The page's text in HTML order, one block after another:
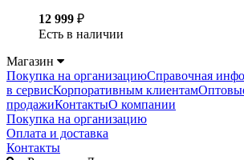
12 999 ₽
Есть в наличии
Магазин
Покупка на организациюСправочная
в сервисКорпоративным клиентам
продажиКонтактыО компании
Покупка на организацию
Оплата и доставка
Контакты